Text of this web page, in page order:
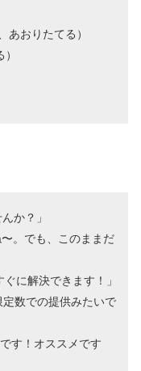
あおりたてる）
か？」
。でも、このままだ
に解決できます！」
数での提供みたいで
す！オススメです